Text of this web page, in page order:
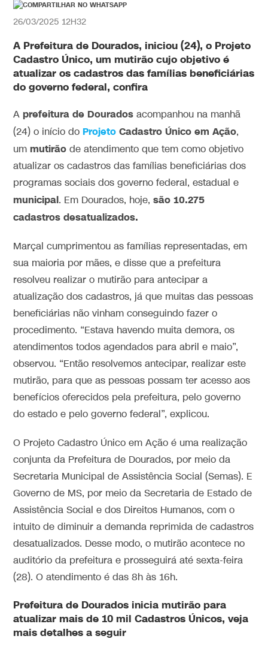
26/03/2025 12H32
A Prefeitura de Dourados, iniciou (24), o Projeto
Cadastro Único, um mutirão cujo objetivo é
atualizar os cadastros das famílias beneficiárias
do governo federal, confira
Aprefeitura de Dourados acompanhou na manhã
(24) o início do Projeto Cadastro Único em Ação,
ummutirão de atendimento que tem como objetivo
atualizar os cadastros das famílias beneficiárias dos
programas sociais dos governo federal, estadual e
municipal. Em Dourados, hoje,são 10.275
cadastros desatualizados.
Marçal cumprimentou as famílias representadas, em
sua maioria por mães, e disse que a prefeitura
resolveu realizar o mutirão para antecipar a
atualização dos cadastros, já que muitas das pessoas
beneficiárias não vinham conseguindo fazer o
procedimento. “Estava havendo muita demora, os
atendimentos todos agendados para abril e maio”,
observou. “Então resolvemos antecipar, realizar este
mutirão, para que as pessoas possam ter acesso aos
benefícios oferecidos pela prefeitura, pelo governo
do estado e pelo governo federal”, explicou.
O Projeto Cadastro Único em Ação é uma realização
conjunta da Prefeitura de Dourados, por meio da
Secretaria Municipal de Assistência Social (Semas). E
Governo de MS, por meio da Secretaria de Estado de
Assistência Social e dos Direitos Humanos, com o
intuito de diminuir a demanda reprimida de cadastros
desatualizados. Desse modo, o mutirão acontece no
auditório da prefeitura e prosseguirá até sexta-feira
(28). O atendimento é das 8h às 16h.
Prefeitura de Dourados inicia mutirão para
atualizar mais de 10 mil Cadastros Únicos, veja
mais detalhes a seguir